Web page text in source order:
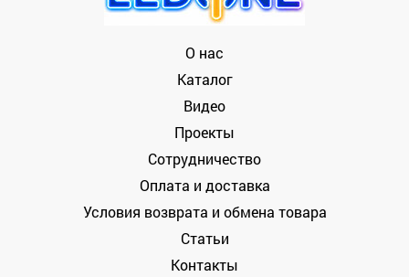
О нас
Каталог
Видео
Проекты
Сотрудничество
Оплата и доставка
Условия возврата и обмена товара
Статьи
Контакты